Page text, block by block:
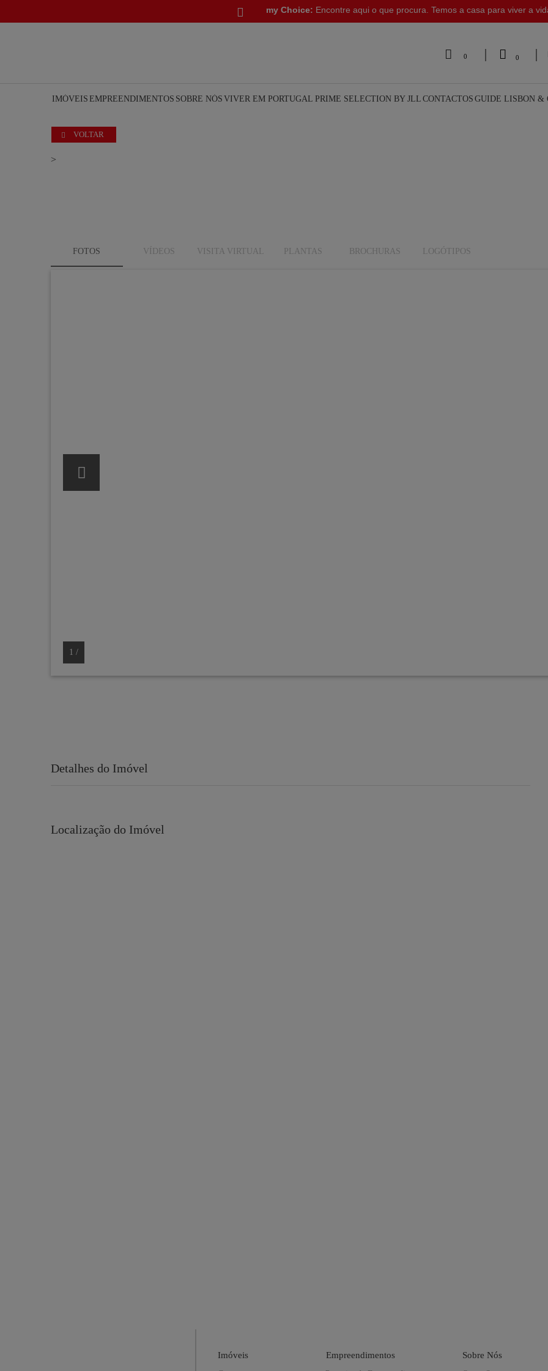
IMÓVEIS EMPREENDIMENTOS SOBRE NÓS VIVER EM PORTUGAL PRIME SELECTION BY JLL CONTACTOS GUIDE LISBON &
 0  0
my Choice: Encontre aqui o que procura. Temos a casa para viver a

>
FOTOS VÍDEOS VISITA VIRTUAL PLANTAS BROCHURAS LOGÓTIPOS
1 /
Detalhes do Imóvel
Localização do Imóvel
 VOLTAR
Imóveis Empreendimentos Sobre Nós